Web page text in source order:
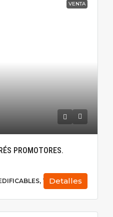
VENTA
PROMOTORES.
TERRENO
Detalles